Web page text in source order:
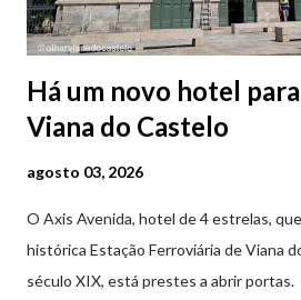
Há um novo hotel
Viana do Castelo
agosto 03, 2026
O Axis Avenida, hotel de 4 estrelas,
histórica Estação Ferroviária de Viana
século XIX, está prestes a abrir portas.